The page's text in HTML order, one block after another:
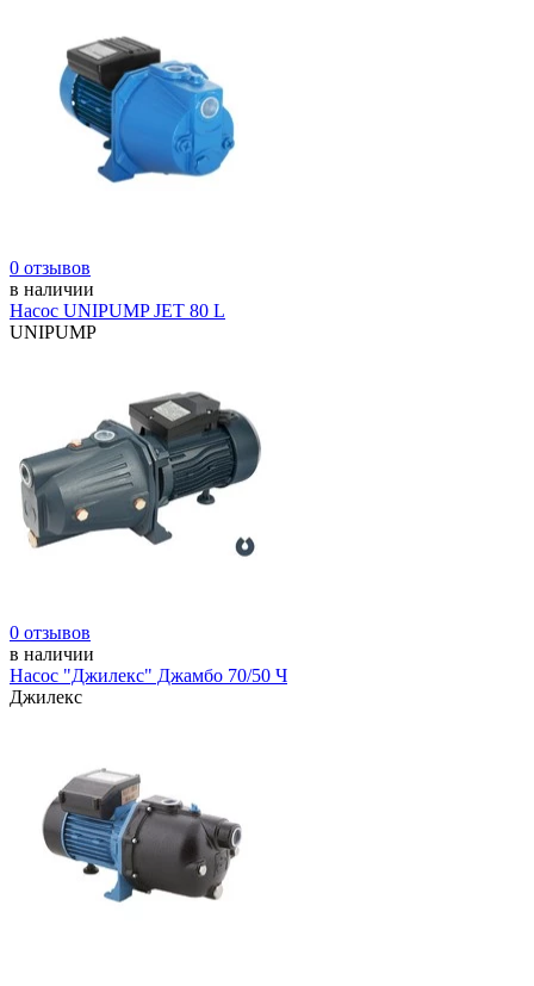
0 отзывов
в наличии
Насос UNIPUMP JET 80 L
UNIPUMP
0 отзывов
в наличии
Насос "Джилекс" Джамбо 70/50 Ч
Джилекс